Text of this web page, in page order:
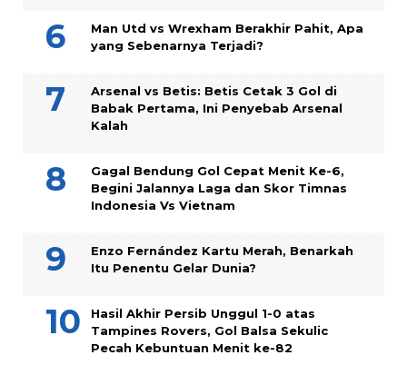
Man Utd vs Wrexham Berakhir Pahit, Apa
yang Sebenarnya Terjadi?
Arsenal vs Betis: Betis Cetak 3 Gol di
Babak Pertama, Ini Penyebab Arsenal
Kalah
Gagal Bendung Gol Cepat Menit Ke-6,
Begini Jalannya Laga dan Skor Timnas
Indonesia Vs Vietnam
Enzo Fernández Kartu Merah, Benarkah
Itu Penentu Gelar Dunia?
Hasil Akhir Persib Unggul 1-0 atas
Tampines Rovers, Gol Balsa Sekulic
Pecah Kebuntuan Menit ke-82